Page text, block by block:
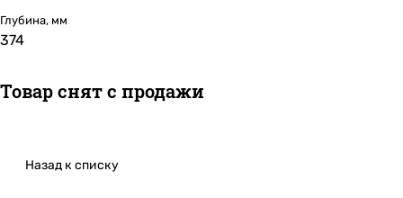
Глубина, мм
374
Товар снят с продажи
Назад к списку